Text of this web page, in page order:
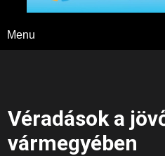
Menu
Véradások a
vármegyében